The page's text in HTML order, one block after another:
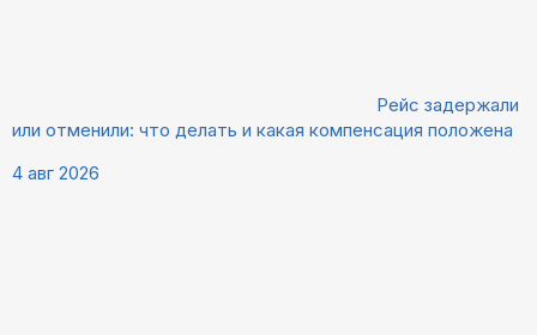
Рейс задержали
или отменили: что делать и какая компенсация положена
4 авг 2026